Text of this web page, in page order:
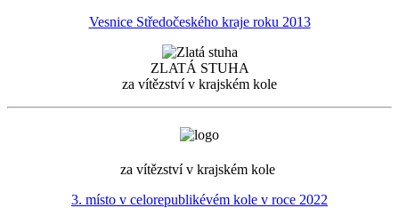
Vesnice Středočeského kraje roku 2013
ZLATÁ STUHA
za vítězství v krajském kole
za vítězství v krajském kole
3. místo v celorepublikévém kole v roce 2022